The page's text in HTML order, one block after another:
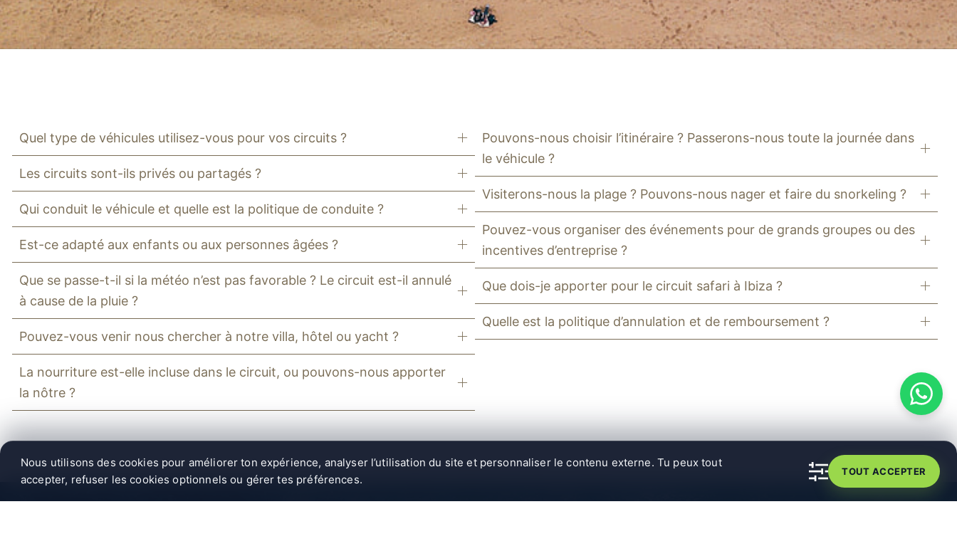
Quel type de véhicules utilisez-vous pour vos circuits ?
Les circuits sont-ils privés ou partagés ?
Qui conduit le véhicule et quelle est la politique de conduite ?
Est-ce adapté aux enfants ou aux personnes âgées ?
Que se passe-t-il si la météo n’est pas favorable ? Le circuit est-il annulé
à cause de la pluie ?
Pouvez-vous venir nous chercher à notre villa, hôtel ou yacht ?
La nourriture est-elle incluse dans le circuit, ou pouvons-nous apporter
la nôtre ?
Pouvons-nous choisir l’itinéraire ? Passerons-nous toute la journée dans
le véhicule ?
Visiterons-nous la plage ? Pouvons-nous nager et faire du snorkeling ?
Pouvez-vous organiser des événements pour de grands groupes ou des
incentives d’entreprise ?
Que dois-je apporter pour le circuit safari à Ibiza ?
Quelle est la politique d’annulation et de remboursement ?
Nous utilisons des cookies pour améliorer ton expérience, analyser l’utilisation du site et personnaliser le contenu externe. Tu peux tout
accepter, refuser les cookies optionnels ou gérer tes préférences.
TOUT ACCEPTER